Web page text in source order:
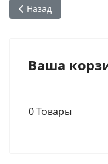
Предыдущий:
Назад
Ваша
0Товары